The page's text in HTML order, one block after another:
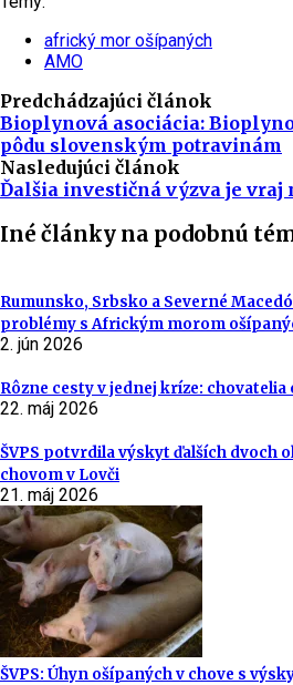
africký mor ošípaných
AMO
Predchádzajúci článok
Bioplynová asociácia:
pôdu slovenským potravinám
Nasledujúci článok
Ďalšia investičná výzva je vraj
Iné články na podobnú
Rumunsko, Srbsko a Severné
problémy s Africkým morom
2. jún 2026
Rôzne cesty v jednej kríze:
22. máj 2026
ŠVPS potvrdila výskyt ďalších dvoch
chovom v Lovči
21. máj 2026
ŠVPS: Úhyn ošípaných v chove s